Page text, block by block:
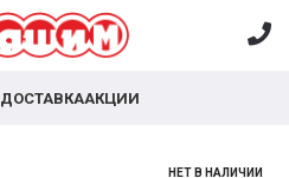
ДОСТАВКААКЦИИ
НЕТ В НАЛИЧИИ